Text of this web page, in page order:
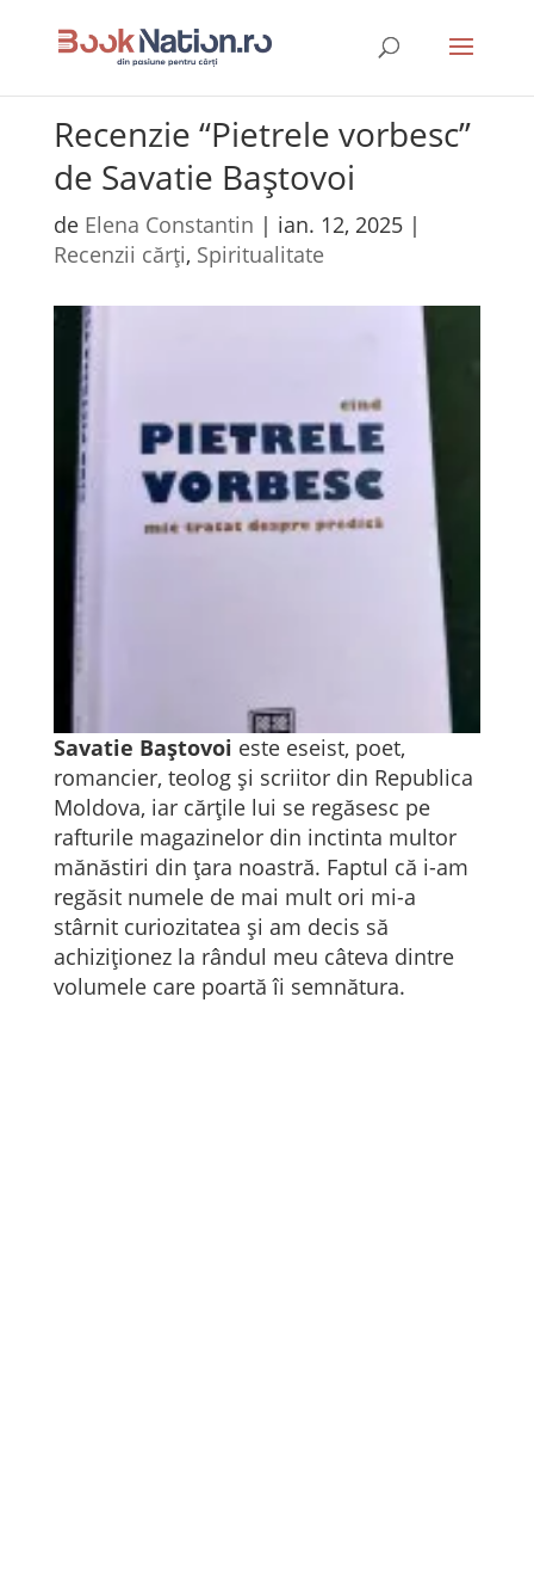
Recenzie “Pietrele vorbesc”
de Savatie Baștovoi
de Elena Constantin | ian. 12, 2025|
Recenzii cărți, Spiritualitate
Savatie Baștovoi este eseist, poet,
romancier, teolog și scriitor din Republica
Moldova, iar cărțile lui se regăsesc pe
rafturile magazinelor din inctinta multor
mănăstiri din țara noastră. Faptul că i-am
regăsit numele de mai mult ori mi-a
stârnit curiozitatea și am decis să
achiziționez la rândul meu câteva dintre
volumele care poartă îi semnătura.